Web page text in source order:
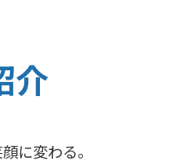
介
に変わる。